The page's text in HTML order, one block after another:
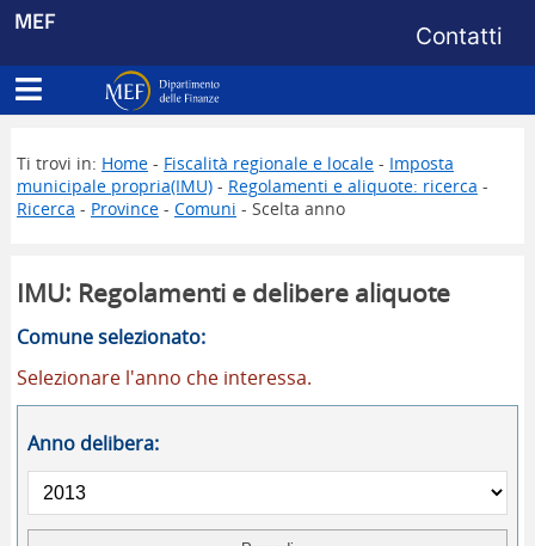
MEF Menu di
Contatti
Apri menu principale
Dipartimento delle Finanze
Ti trovi in: Home- Fiscalità regionale e locale- Imposta
municipale propria(IMU)- Regolamenti e aliquote: ricerca -
Ricerca - Province- Comuni - Scelta anno
IMU: Regolamenti e delibere aliquote
Comune selezionato:
Selezionare l'anno che interessa.
Anno delibera: